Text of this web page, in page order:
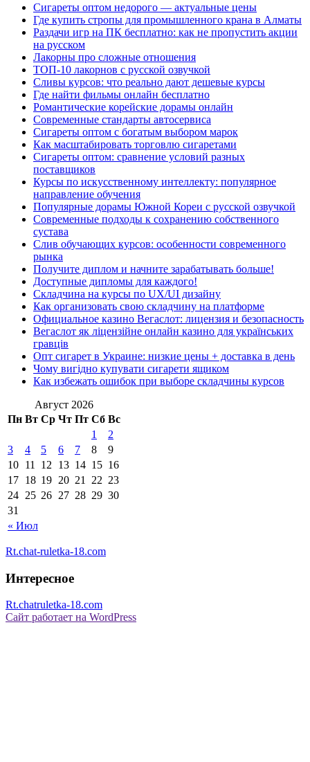
Сигареты оптом недорого — актуальные цены
Где купить стропы для промышленного крана в Алматы
Раздачи игр на ПК бесплатно: как не пропустить акции
на русском
Лакорны про сложные отношения
ТОП-10 лакорнов с русской озвучкой
Сливы курсов: что реально дают дешевые курсы
Где найти фильмы онлайн бесплатно
Романтические корейские дорамы онлайн
Современные стандарты автосервиса
Сигареты оптом с богатым выбором марок
Как масштабировать торговлю сигаретами
Сигареты оптом: сравнение условий разных
поставщиков
Курсы по искусственному интеллекту: популярное
направление обучения
Популярные дорамы Южной Кореи с русской озвучкой
Современные подходы к сохранению собственного
сустава
Слив обучающих курсов: особенности современного
рынка
Получите диплом и начните зарабатывать больше!
Доступные дипломы для каждого!
Складчина на курсы по UX/UI дизайну
Как организовать свою складчину на платформе
Официальное казино Вегаслот: лицензия и безопасность
Вегаслот як ліцензійне онлайн казино для українських
гравців
Опт сигарет в Украине: низкие цены + доставка в день
Чому вигідно купувати сигарети ящиком
Как избежать ошибок при выборе складчины курсов
Август 2026
Пн Вт Ср Чт Пт Сб Вс
« Июл
1
2
3
4 5 6 7 8
9
10 11 12 13 14 15 16
17 18 19 20 21 22 23
24 25 26 27 28 29 30
31
Rt.chat-ruletka-18.com
Интересное
Rt.chatruletka-18.com
Сайт работает на WordPress